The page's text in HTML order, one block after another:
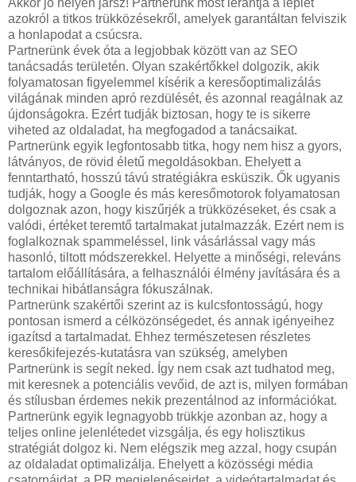
azokról a titkos trükközésekről, amelyek garantáltan felviszik
a honlapodat a csúcsra.
Partnerünk évek óta a legjobbak között van az SEO
tanácsadás területén. Olyan szakértőkkel dolgozik, akik
folyamatosan figyelemmel kísérik a keresőoptimalizálás
világának minden apró rezdülését, és azonnal reagálnak az
újdonságokra. Ezért tudják biztosan, hogy te is sikerre
viheted az oldaladat, ha megfogadod a tanácsaikat.
Partnerünk egyik legfontosabb titka, hogy nem hisz a gyors,
látványos, de rövid életű megoldásokban. Ehelyett a
fenntartható, hosszú távú stratégiákra esküszik. Ők ugyanis
tudják, hogy a Google és más keresőmotorok folyamatosan
dolgoznak azon, hogy kiszűrjék a trükközéseket, és csak a
valódi, értéket teremtő tartalmakat jutalmazzák. Ezért nem is
foglalkoznak spammeléssel, link vásárlással vagy más
hasonló, tiltott módszerekkel. Helyette a minőségi, releváns
tartalom előállítására, a felhasználói élmény javítására és a
technikai hibátlanságra fókuszálnak.
Partnerünk szakértői szerint az is kulcsfontosságú, hogy
pontosan ismerd a célközönségedet, és annak igényeihez
igazítsd a tartalmadat. Ehhez természetesen részletes
keresőkifejezés-kutatásra van szükség, amelyben
Partnerünk is segít neked. Így nem csak azt tudhatod meg,
mit keresnek a potenciális vevőid, de azt is, milyen formában
és stílusban érdemes nekik prezentálnod az információkat.
Partnerünk egyik legnagyobb trükkje azonban az, hogy a
teljes online jelenlétedet vizsgálja, és egy holisztikus
stratégiát dolgoz ki. Nem elégszik meg azzal, hogy csupán
az oldaladat optimalizálja. Ehelyett a közösségi média